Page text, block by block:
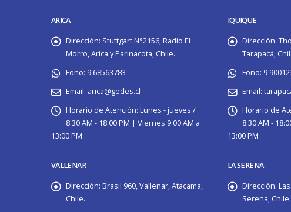
ARICA
Dirección: Stuttgart N°2156, Radio El
Morro, Arica y Parinacota, Chile.
Fono: 9 68563783
Email: arica@gedes.cl
Horario de Atención: Lunes - jueves /
8:30 AM - 18:00 PM | Viernes 9:00 AM a
13:00 PM
VALLENAR
Dirección: Brasil 960, Vallenar, Atacama,
Chile.
IQUIQUE
Dirección:
Tarapacá,
Fono: 9
Email:
Horario de
8:30 AM -
13:00 PM
LA SERENA
Dirección:
Serena, Chile.